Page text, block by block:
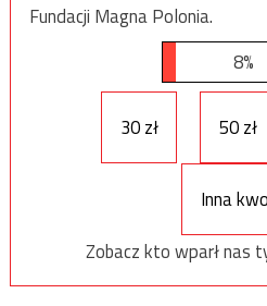
Fundacji Magna Polonia.
8%
30 zł 50 zł
Inna
Zobacz kto wparł nas